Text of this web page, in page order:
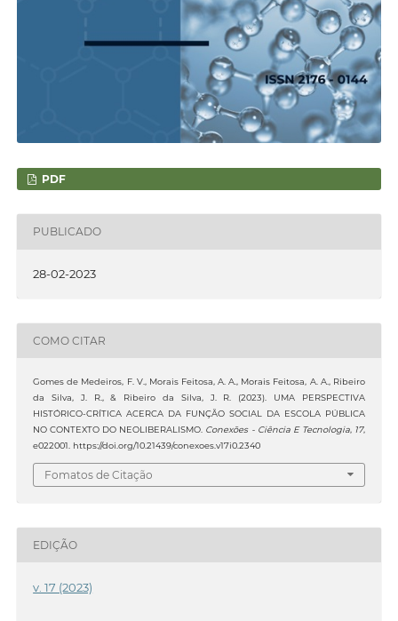
PDF
PUBLICADO
28-02-2023
COMO CITAR
Gomes de Medeiros, F. V., Morais Feitosa, A. A., Morais Feitosa, A. A., Ribeiro
da Silva, J. R., & Ribeiro da Silva, J. R. (2023). UMA PERSPECTIVA
HISTÓRICO-CRÍTICA ACERCA DA FUNÇÃO SOCIAL DA ESCOLA PÚBLICA
NO CONTEXTO DO NEOLIBERALISMO. Conexões - Ciência E Tecnologia, 17,
e022001. https://doi.org/10.21439/conexoes.v17i0.2340
Fomatos de Citação
EDIÇÃO
v. 17 (2023)